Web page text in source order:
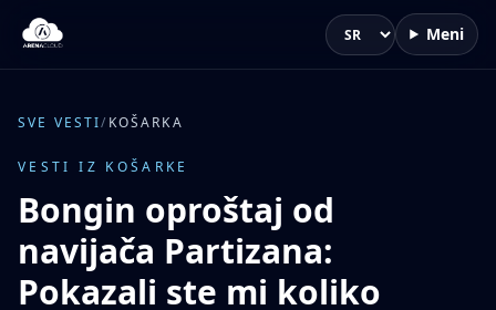
Jezik Meni
SVE VESTI/ KOŠARKA
VESTI IZ KOŠARKE
Bongin oproštaj od
navijača Partizana:
Pokazali ste mi koliko